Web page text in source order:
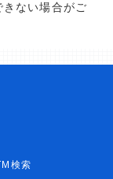
ない場合がご
検索